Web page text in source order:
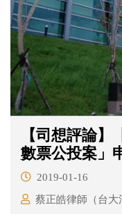
【司想評論
數票公投案」
2019-01-16
蔡正皓律師（台大